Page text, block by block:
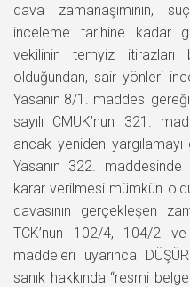
dava zamanaşımının,
inceleme tarihine kadar
vekilinin temyiz
olduğundan, sair yönleri
Yasanın 8/1. maddesi
sayılı CMUK’nun 321.
ancak yeniden
Yasanın 322.
karar verilmesi mümkün
davasının gerçekleşen
TCK’nun 102/4, 104/2 ve
maddeleri uyarınca
sanık hakkında “resmi